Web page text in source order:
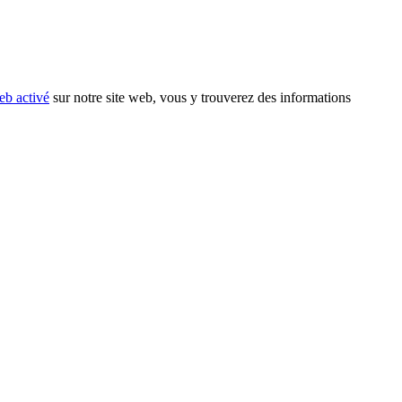
activé sur notre site web, vous y trouverez des informations